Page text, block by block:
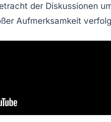
der Diskussionen
Aufmerksamkeit